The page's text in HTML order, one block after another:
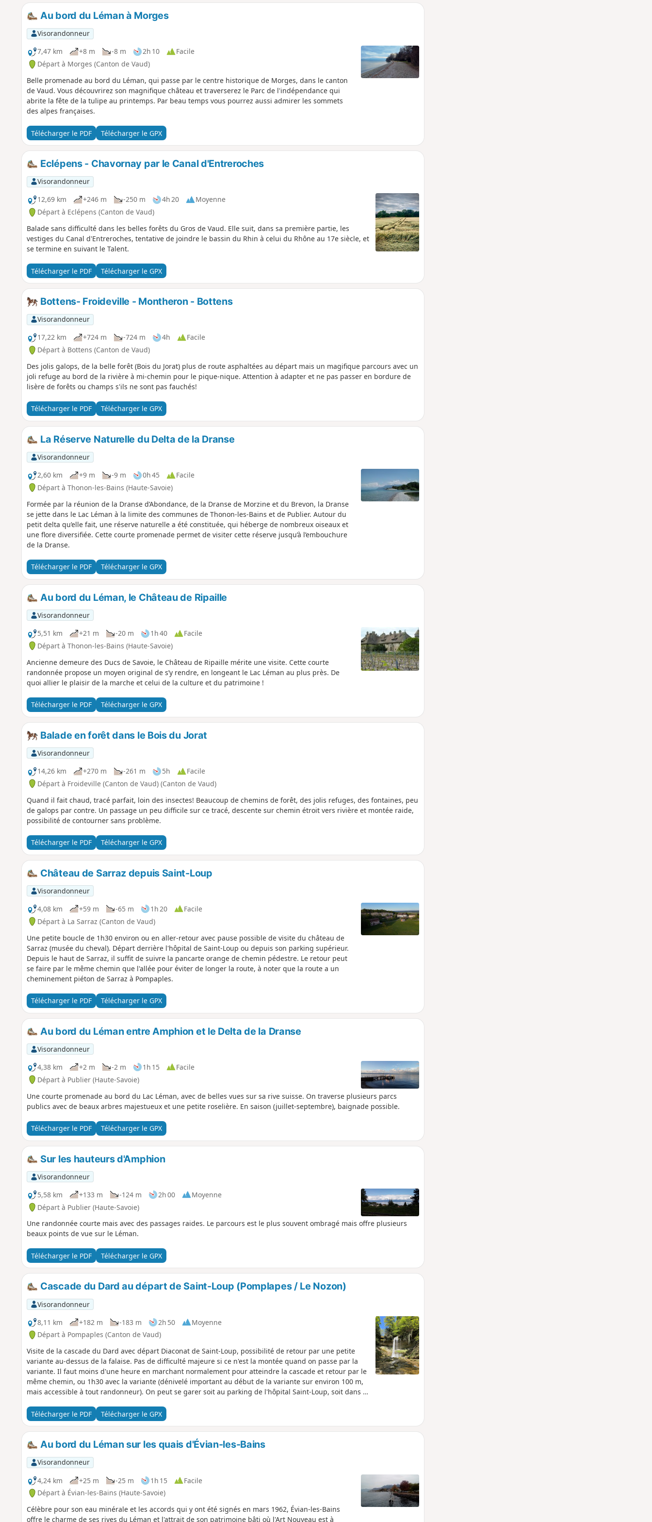
Au bord du Léman à Morges
Visorandonneur
7,47 km
+8 m -8 m 2h 10
Facile
Départ à Morges (Canton de Vaud)
Belle promenade au bord du Léman, qui passe par le centre historique de Morges, dans le canton
de Vaud. Vous découvrirez son magnifique château et traverserez le Parc de l'indépendance qui
abrite la fête de la tulipe au printemps. Par beau temps vous pourrez aussi admirer les sommets
des alpes françaises.
Télécharger le PDF Télécharger le GPX
Eclépens - Chavornay par le Canal d'Entreroches
Visorandonneur
12,69 km
+246 m -250 m 4h 20
Moyenne
Départ à Eclépens (Canton de Vaud)
Balade sans difficulté dans les belles forêts du Gros de Vaud. Elle suit, dans sa première partie, les
vestiges du Canal d'Entreroches, tentative de joindre le bassin du Rhin à celui du Rhône au 17e siècle, et
se termine en suivant le Talent.
Télécharger le PDF Télécharger le GPX
Bottens- Froideville - Montheron - Bottens
Visorandonneur
17,22 km
+724 m -724 m 4h
Facile
Départ à Bottens (Canton de Vaud)
Des jolis galops, de la belle forêt (Bois du Jorat) plus de route asphaltées au départ mais un magifique parcours avec un
joli refuge au bord de la rivière à mi-chemin pour le pique-nique. Attention à adapter et ne pas passer en bordure de
lisère de forêts ou champs s'ils ne sont pas fauchés!
Télécharger le PDF Télécharger le GPX
La Réserve Naturelle du Delta de la Dranse
Visorandonneur
2,60 km
+9 m -9 m 0h 45
Facile
Départ à Thonon-les-Bains (Haute-Savoie)
Formée par la réunion de la Dranse d’Abondance, de la Dranse de Morzine et du Brevon, la Dranse
se jette dans le Lac Léman à la limite des communes de Thonon-les-Bains et de Publier. Autour du
petit delta qu’elle fait, une réserve naturelle a été constituée, qui héberge de nombreux oiseaux et
une flore diversifiée. Cette courte promenade permet de visiter cette réserve jusqu’à l’embouchure
de la Dranse.
Télécharger le PDF Télécharger le GPX
Au bord du Léman, le Château de Ripaille
Visorandonneur
5,51 km
+21 m -20 m 1h 40
Facile
Départ à Thonon-les-Bains (Haute-Savoie)
Ancienne demeure des Ducs de Savoie, le Château de Ripaille mérite une visite. Cette courte
randonnée propose un moyen original de s’y rendre, en longeant le Lac Léman au plus près. De
quoi allier le plaisir de la marche et celui de la culture et du patrimoine !
Télécharger le PDF Télécharger le GPX
Balade en forêt dans le Bois du Jorat
Visorandonneur
14,26 km
+270 m -261 m 5h
Facile
Départ à Froideville (Canton de Vaud) (Canton de Vaud)
Quand il fait chaud, tracé parfait, loin des insectes! Beaucoup de chemins de forêt, des jolis refuges, des fontaines, peu
de galops par contre. Un passage un peu difficile sur ce tracé, descente sur chemin étroit vers rivière et montée raide,
possibilité de contourner sans problème.
Télécharger le PDF Télécharger le GPX
Château de Sarraz depuis Saint-Loup
Visorandonneur
4,08 km
+59 m -65 m 1h 20
Facile
Départ à La Sarraz (Canton de Vaud)
Une petite boucle de 1h30 environ ou en aller-retour avec pause possible de visite du château de
Sarraz (musée du cheval). Départ derrière l'hôpital de Saint-Loup ou depuis son parking supérieur.
Depuis le haut de Sarraz, il suffit de suivre la pancarte orange de chemin pédestre. Le retour peut
se faire par le même chemin que l'allée pour éviter de longer la route, à noter que la route a un
cheminement piéton de Sarraz à Pompaples.
Télécharger le PDF Télécharger le GPX
Au bord du Léman entre Amphion et le Delta de la Dranse
Visorandonneur
4,38 km
+2 m -2 m 1h 15
Facile
Départ à Publier (Haute-Savoie)
Une courte promenade au bord du Lac Léman, avec de belles vues sur sa rive suisse. On traverse plusieurs parcs
publics avec de beaux arbres majestueux et une petite roselière. En saison (juillet-septembre), baignade possible.
Télécharger le PDF Télécharger le GPX
Sur les hauteurs d'Amphion
Visorandonneur
5,58 km
+133 m -124 m 2h 00
Moyenne
Départ à Publier (Haute-Savoie)
Une randonnée courte mais avec des passages raides. Le parcours est le plus souvent ombragé mais offre plusieurs
beaux points de vue sur le Léman.
Télécharger le PDF Télécharger le GPX
Cascade du Dard au départ de Saint-Loup (Pomplapes / Le Nozon)
Visorandonneur
8,11 km
+182 m -183 m 2h 50
Moyenne
Départ à Pompaples (Canton de Vaud)
Visite de la cascade du Dard avec départ Diaconat de Saint-Loup, possibilité de retour par une petite
variante au-dessus de la falaise. Pas de difficulté majeure si ce n'est la montée quand on passe par la
variante. Il faut moins d'une heure en marchant normalement pour atteindre la cascade et retour par le
même chemin, ou 1h30 avec la variante (dénivelé important au début de la variante sur environ 100 m,
mais accessible à tout randonneur). On peut se garer soit au parking de l'hôpital Saint-Loup, soit dans le
Four) et de rejoindre le sentier qui suit le Nozon directement en bas du cimetière (escalier le long du
cimetière).
Télécharger le PDF Télécharger le GPX
Au bord du Léman sur les quais d'Évian-les-Bains
Visorandonneur
4,24 km
+25 m -25 m 1h 15
Facile
Départ à Évian-les-Bains (Haute-Savoie)
Célèbre pour son eau minérale et les accords qui y ont été signés en mars 1962, Évian-les-Bains
offre le charme de ses rives du Léman et l'attrait de son patrimoine bâti où l'Art Nouveau est à